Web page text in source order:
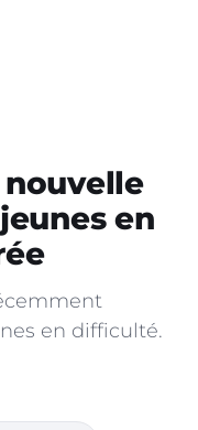
en
en difficulté.